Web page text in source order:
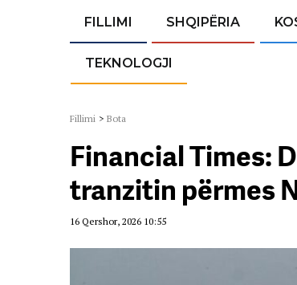
FILLIMI SHQIPËRIA
TEKNOLOGJI
Fillimi > Bota
Financial Times:
tranzitin përmes
16 Qershor, 2026 10:55